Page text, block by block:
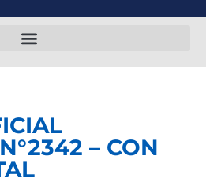
– CON